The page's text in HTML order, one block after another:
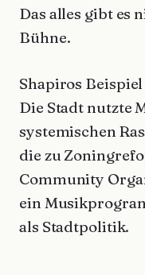
Das alles gibt es
Bühne.
Shapiros
Die Stadt nutzte
systemischen
die zu
Community
ein
als Stadtpolitik.